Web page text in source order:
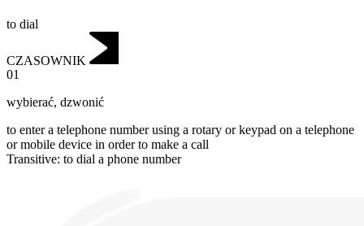
to dial
CZASOWNIK
01
wybierać, dzwonić
to enter a telephone number using a rotary or keypad on a telephone
or mobile device in order to make a call
Transitive: to dial a phone number